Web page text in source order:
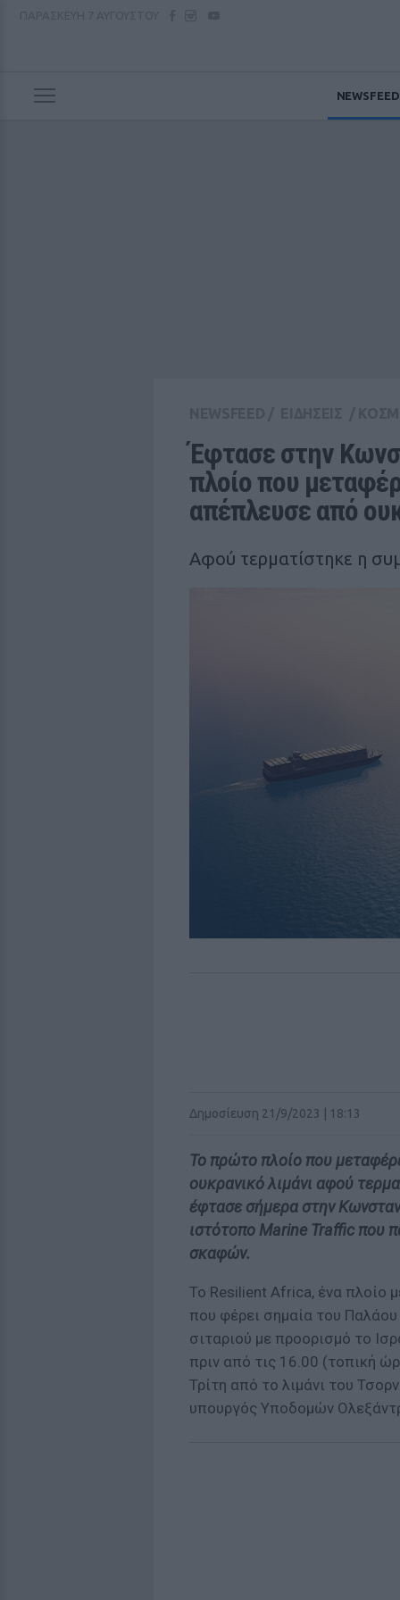
NEWSFEED
Έφτασε στην
πλοίο που
απέπλευσε από
Αφού τερματίστηκε η
Δημοσίευση 21/9/2023 | 18:13
Το πρώτο πλοίο που
ουκρανικό λιμάνι αφού
έφτασε σήμερα στην
ιστότοπο Marine Traffic που
σκαφών.
Το Resilient Africa, ένα πλοίο
που φέρει σημαία του Παλάου
σιταριού με προορισμό το
πριν από τις 16.00 (τοπική
Τρίτη από το λιμάνι του
υπουργός Υποδομών